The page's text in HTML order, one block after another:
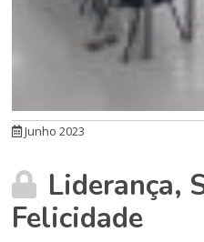
Junho 2023
Liderança,
Felicidade